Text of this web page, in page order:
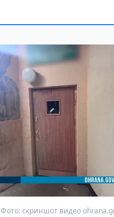
Фото: скриншот видео